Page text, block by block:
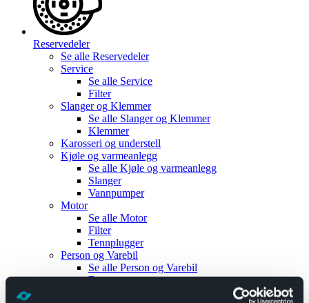
Reservedeler
Se alle Reservedeler
Service
Se alle Service
Filter
Slanger og Klemmer
Se alle Slanger og Klemmer
Klemmer
Karosseri og understell
Kjøle og varmeanlegg
Se alle Kjøle og varmeanlegg
Slanger
Vannpumper
Motor
Se alle Motor
Filter
Tennplugger
Person og Varebil
Se alle Person og Varebil
Brems